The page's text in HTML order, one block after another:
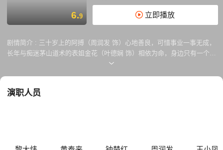
6.9 立即播放
剧情简介 : 三十岁上的阿搏（周润发 饰）心地善良，可惜事业一事无成，
长年与痴迷茅山道术的表姐金花（叶德娴 饰）相依为命，身边只有一个聋
哑的昔日江湖兄弟“六尺三”跟随。某日，阿搏在一只古旧家具中发现女鬼
搭救。阿搏女友阿美（王小凤 饰）厌倦清苦生活频频出轨，终于弃阿搏而
演职人员